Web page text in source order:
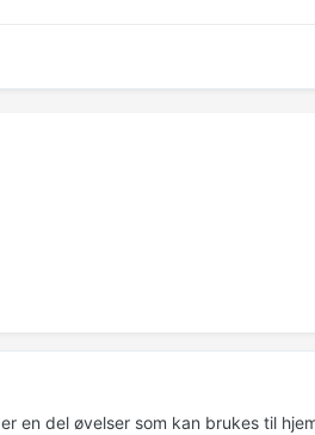
er en del øvelser som kan brukes til